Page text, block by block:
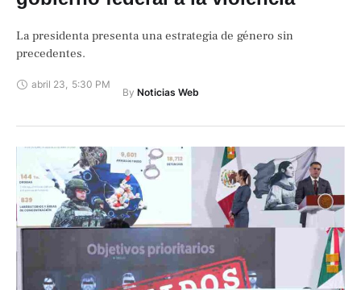
La presidenta presenta una estrategia de género sin
precedentes.
abril 23, 5:30 PM
By Noticias Web